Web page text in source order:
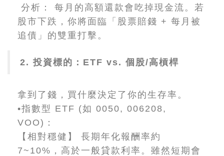
分析： 每月的高額還款會吃掉現金流。若
股市下跌，你將面臨「股票賠錢 + 每月被
追債」的雙重打擊。
2. 投資標的：ETF vs. 個股/高槓桿
拿到了錢，買什麼決定了你的生存率。
•指數型 ETF (如 0050, 006208,
VOO)：
【相對穩健】 長期年化報酬率約
7~10%，高於一般貸款利率。雖然短期會